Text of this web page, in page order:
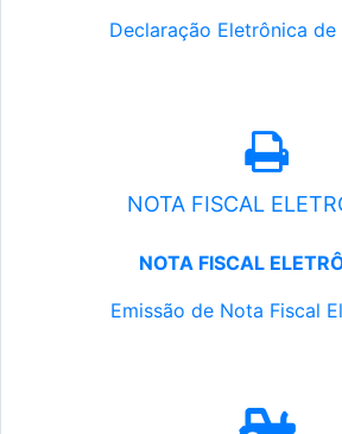
Declaração Eletrônica de
NOTA FISCAL
NOTA FISCAL
Emissão de Nota Fiscal